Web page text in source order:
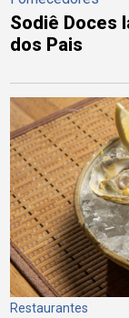
Sodiê Doces
dos Pais
Restaurantes